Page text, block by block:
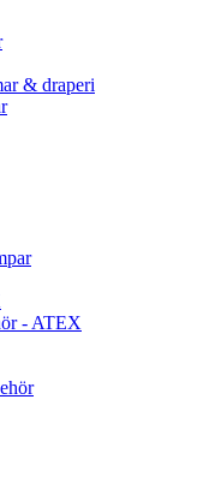
& draperi
- ATEX